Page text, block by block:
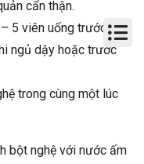
cẩn thận.
5 viên uống trước khi
ngủ dậy hoặc trước
trong cùng một lúc
bột nghệ với nước ấm